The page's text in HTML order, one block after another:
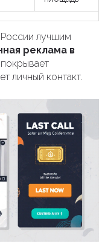
лучшим
реклама в
личный контакт.